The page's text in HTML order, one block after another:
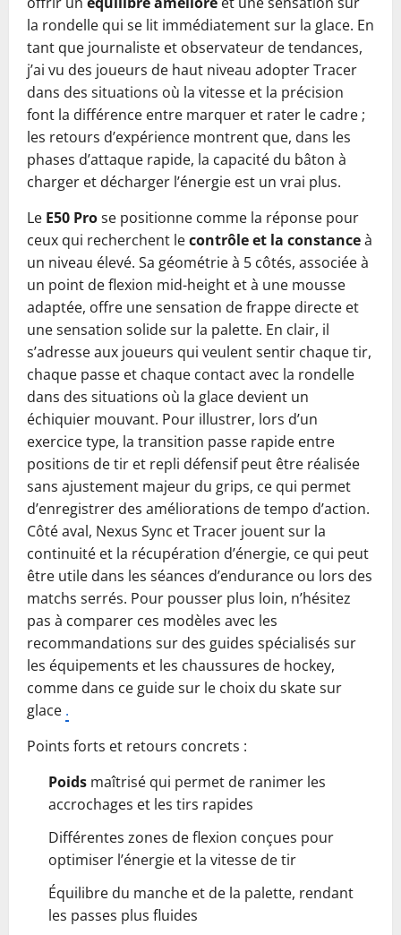
la rondelle qui se lit immédiatement sur la glace. En
tant que journaliste et observateur de tendances,
j’ai vu des joueurs de haut niveau adopter Tracer
dans des situations où la vitesse et la précision
font la différence entre marquer et rater le cadre ;
les retours d’expérience montrent que, dans les
phases d’attaque rapide, la capacité du bâton à
charger et décharger l’énergie est un vrai plus.
Le E50 Prose positionne comme la réponse pour
ceux qui recherchent lecontrôle et la constanceà
un niveau élevé. Sa géométrie à 5 côtés, associée à
un point de flexion mid-height et à une mousse
adaptée, offre une sensation de frappe directe et
une sensation solide sur la palette. En clair, il
s’adresse aux joueurs qui veulent sentir chaque tir,
chaque passe et chaque contact avec la rondelle
dans des situations où la glace devient un
échiquier mouvant. Pour illustrer, lors d’un
exercice type, la transition passe rapide entre
positions de tir et repli défensif peut être réalisée
sans ajustement majeur du grips, ce qui permet
d’enregistrer des améliorations de tempo d’action.
Côté aval, Nexus Sync et Tracer jouent sur la
continuité et la récupération d’énergie, ce qui peut
être utile dans les séances d’endurance ou lors des
matchs serrés. Pour pousser plus loin, n’hésitez
pas à comparer ces modèles avec les
recommandations sur des guides spécialisés sur
les équipements et les chaussures de hockey,
comme dans ce guide sur le choix du skate sur
glace .
Points forts et retours concrets :
Poids maîtrisé qui permet de ranimer les
accrochages et les tirs rapides
Différentes zones de flexion conçues pour
optimiser l’énergie et la vitesse de tir
Équilibre du manche et de la palette, rendant
les passes plus fluides